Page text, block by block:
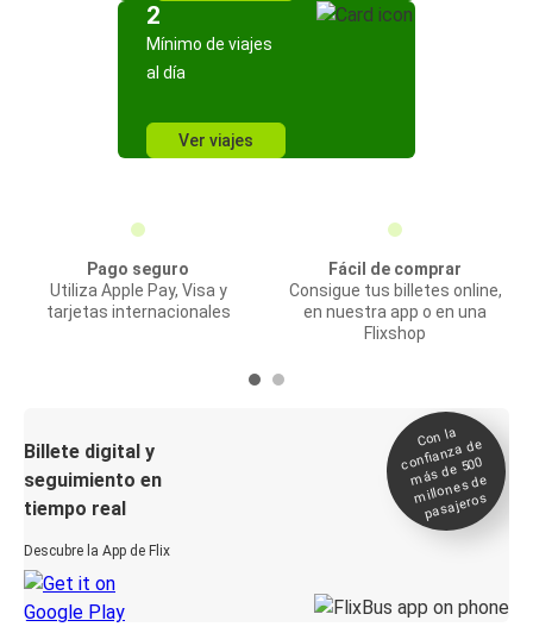
2
Mínimo de viajes
al día
Ver viajes
Pago seguro
Utiliza Apple Pay, Visa y
tarjetas internacionales
Fácil de comprar
Consigue tus billetes online,
en nuestra app o en una
Flixshop
Billete digital y
seguimiento en
tiempo real
Descubre la App de Flix
Con la
confianza de
más de 500
millones de
pasajeros